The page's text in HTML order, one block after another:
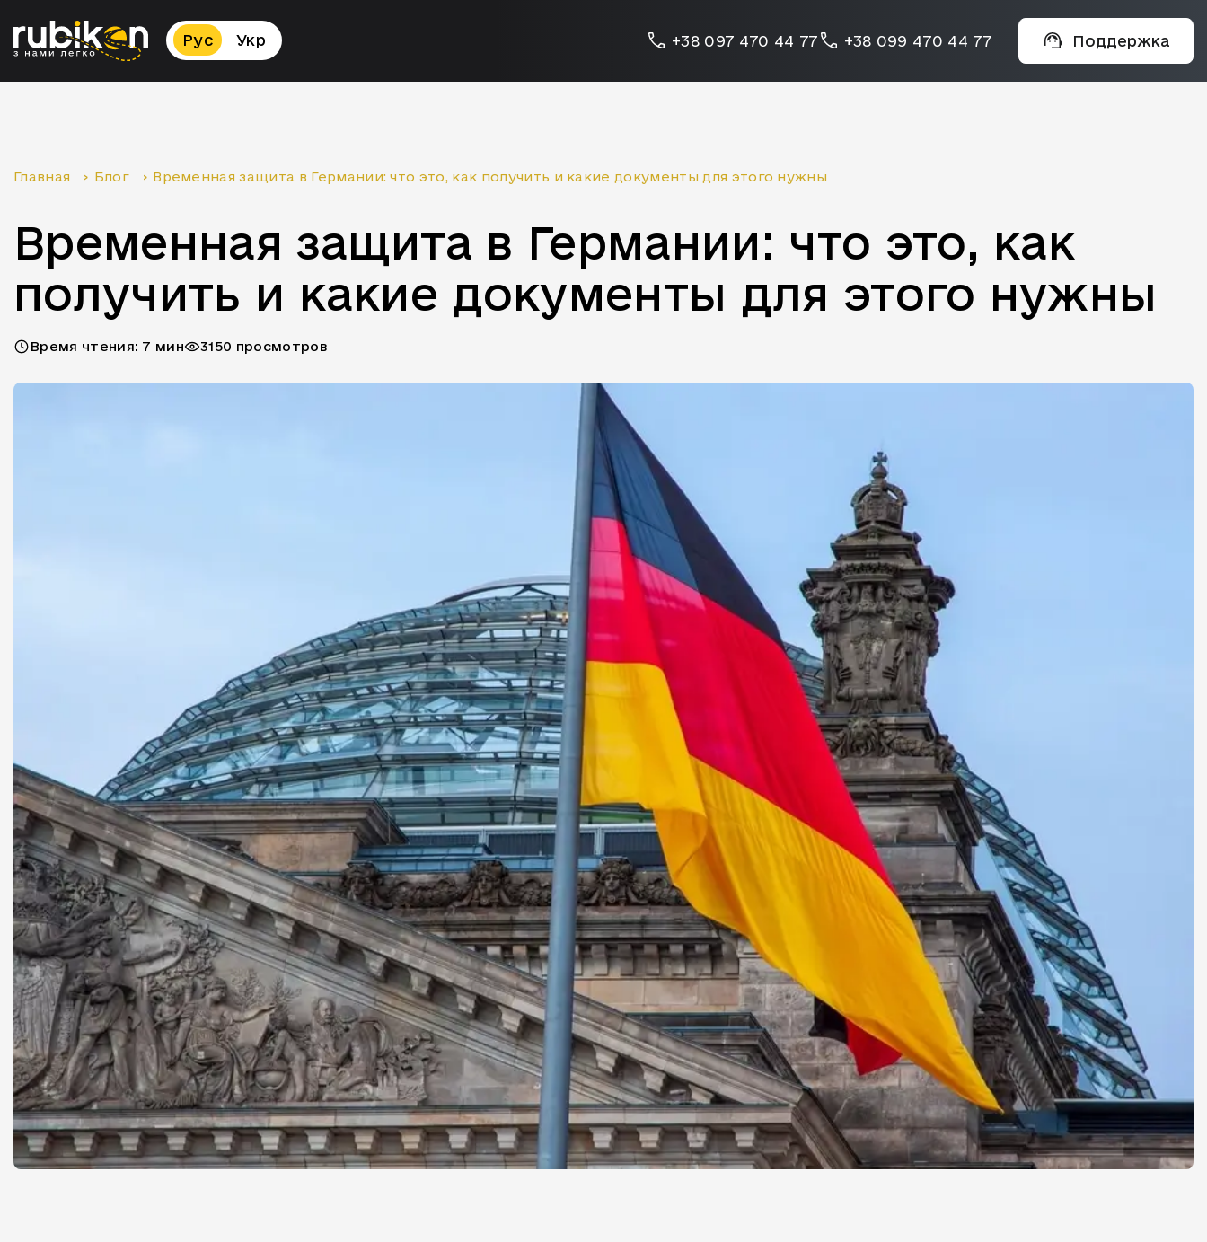
Рус Укр +38 097 470 44 77 +38 099 470 44 77 Поддержка
Главная › Блог › Временная защита в Германии: что это, как получить и какие документы для этого нужны
Временная защита в Германии: что это, как
получить и какие документы для этого нужны
Время чтения: 7 мин 3150 просмотров